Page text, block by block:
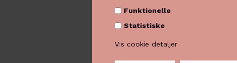
Funktionelle
Statistiske
Vis cookie detaljer